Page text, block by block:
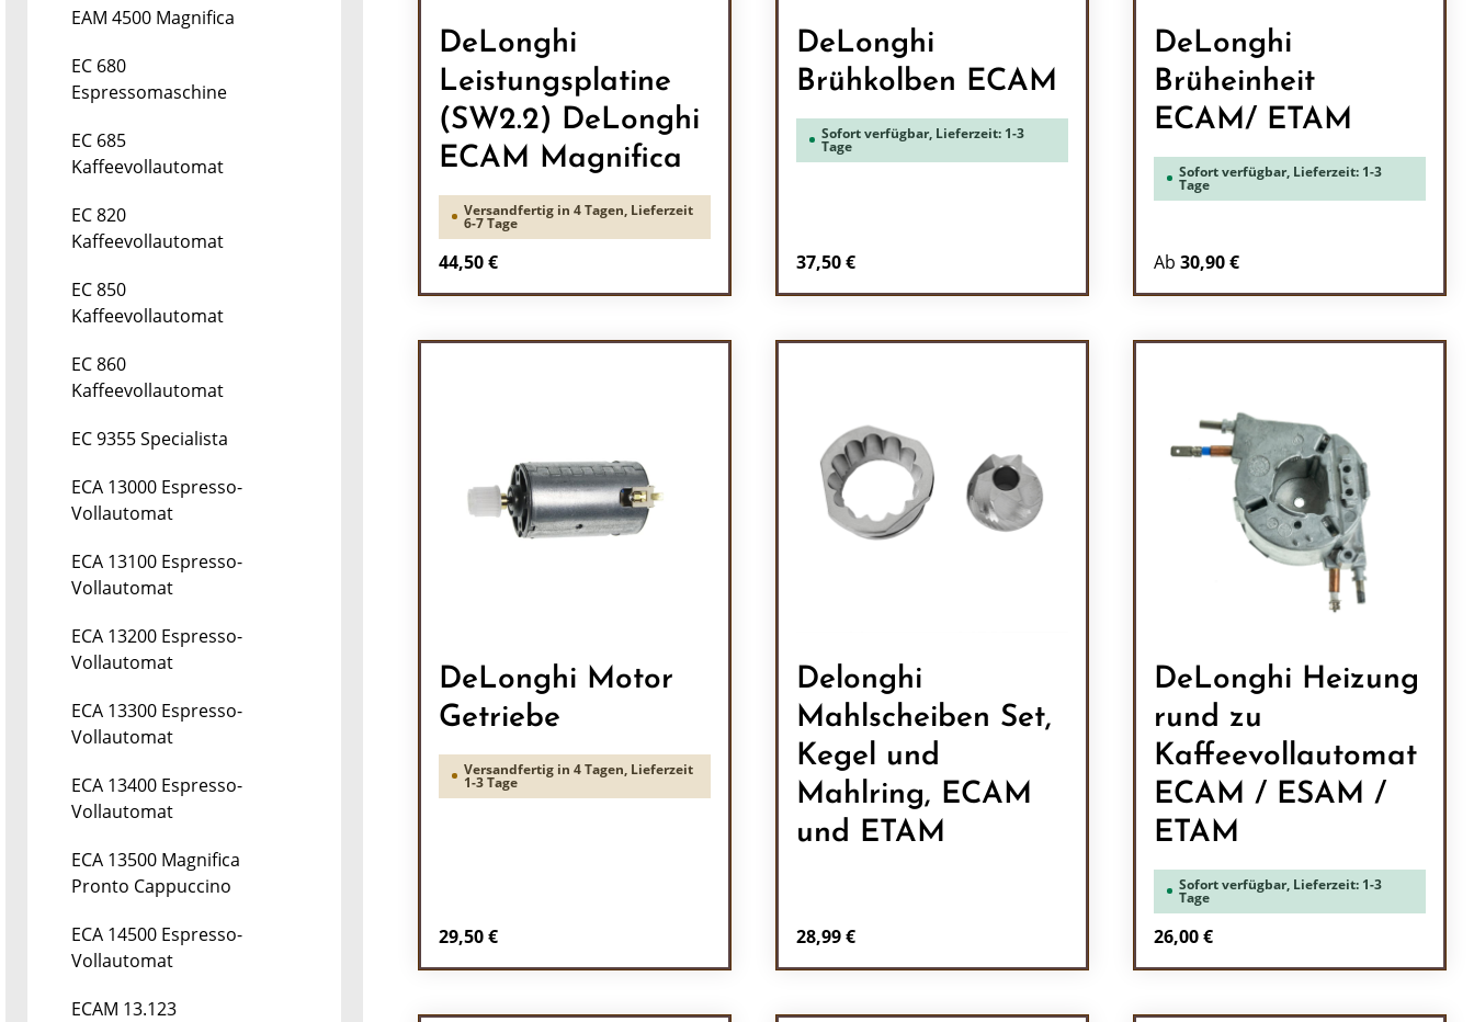
EAM 4500 Magnifica
EC 680
Espressomaschine
EC 685
Kaffeevollautomat
EC 820
Kaffeevollautomat
EC 850
Kaffeevollautomat
EC 860
Kaffeevollautomat
EC 9355 Specialista
ECA 13000 Espresso-
Vollautomat
ECA 13100 Espresso-
Vollautomat
ECA 13200 Espresso-
Vollautomat
ECA 13300 Espresso-
Vollautomat
ECA 13400 Espresso-
Vollautomat
ECA 13500 Magnifica
Pronto Cappuccino
ECA 14500 Espresso-
Vollautomat
ECAM 13.123
DeLonghi
Leistungsplatine
(SW2.2) DeLonghi
ECAM Magnifica
Versandfertig in 4 Tagen, Lieferzeit
6-7 Tage
Regulärer Preis:
44,50 €
DeLonghi
Brühkolben ECAM
Sofort verfügbar, Lieferzeit: 1-3
Tage
Regulärer Preis:
37,50 €
DeLonghi
Brüheinheit
ECAM/ ETAM
Sofort verfügbar, Lieferzeit: 1-3
Tage
Ab 30,90 €
DeLonghi Motor
Getriebe
Versandfertig in 4 Tagen, Lieferzeit
1-3 Tage
Regulärer Preis:
29,50 €
Delonghi
Mahlscheiben Set,
Kegel und
Mahlring, ECAM
und ETAM
Regulärer Preis:
28,99 €
DeLonghi Heizung
rund zu
Kaffeevollautomat
ECAM / ESAM /
ETAM
Sofort verfügbar, Lieferzeit: 1-3
Tage
Regulärer Preis:
26,00 €